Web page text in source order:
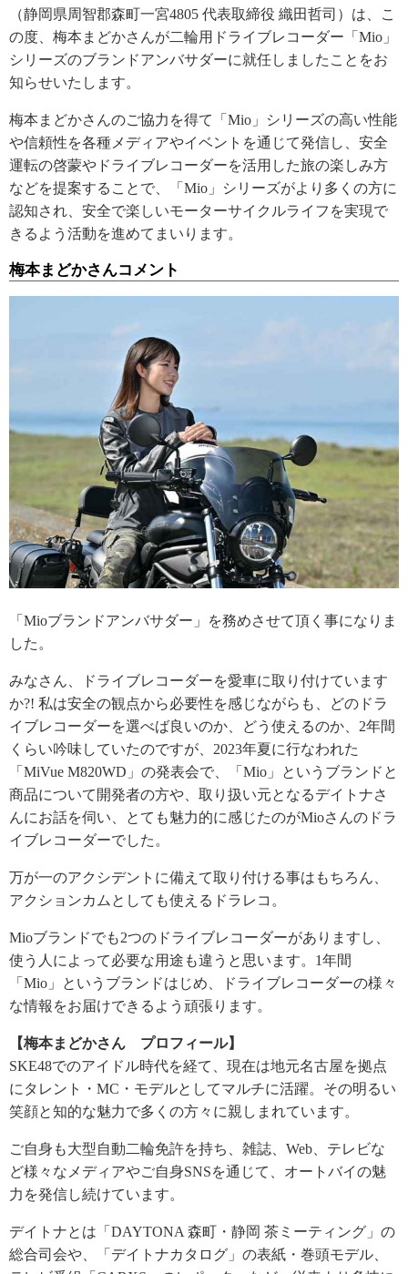
（静岡県周智郡森町一宮4805 代表取締役 織田哲司）は、こ
の度、梅本まどかさんが二輪用ドライブレコーダー「Mio」
シリーズのブランドアンバサダーに就任しましたことをお
知らせいたします。
梅本まどかさんのご協力を得て「Mio」シリーズの高い性能
や信頼性を各種メディアやイベントを通じて発信し、安全
運転の啓蒙やドライブレコーダーを活用した旅の楽しみ方
などを提案することで、「Mio」シリーズがより多くの方に
認知され、安全で楽しいモーターサイクルライフを実現で
きるよう活動を進めてまいります。
梅本まどかさんコメント
「Mioブランドアンバサダー」を務めさせて頂く事になりま
した。
みなさん、ドライブレコーダーを愛車に取り付けています
か?! 私は安全の観点から必要性を感じながらも、どのドラ
イブレコーダーを選べば良いのか、どう使えるのか、2年間
くらい吟味していたのですが、2023年夏に行なわれた
「MiVue M820WD」の発表会で、「Mio」というブランドと
商品について開発者の方や、取り扱い元となるデイトナさ
んにお話を伺い、とても魅力的に感じたのがMioさんのドラ
イブレコーダーでした。
万が一のアクシデントに備えて取り付ける事はもちろん、
アクションカムとしても使えるドラレコ。
Mioブランドでも2つのドライブレコーダーがありますし、
使う人によって必要な用途も違うと思います。1年間
「Mio」というブランドはじめ、ドライブレコーダーの様々
な情報をお届けできるよう頑張ります。
【梅本まどかさん プロフィール】
SKE48でのアイドル時代を経て、現在は地元名古屋を拠点
にタレント・MC・モデルとしてマルチに活躍。その明るい
笑顔と知的な魅力で多くの方々に親しまれています。
ご自身も大型自動二輪免許を持ち、雑誌、Web、テレビな
ど様々なメディアやご自身SNSを通じて、オートバイの魅
力を発信し続けています。
デイトナとは「DAYTONA 森町・静岡 茶ミーティング」の
総合司会や、「デイトナカタログ」の表紙・巻頭モデル、